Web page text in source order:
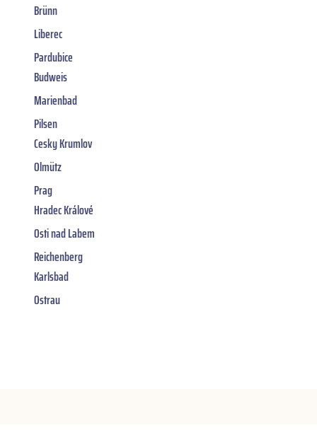
Brünn
Liberec
Pardubice
Budweis
Marienbad
Pilsen
Cesky Krumlov
Olmütz
Prag
Hradec Králové
Osti nad Labem
Reichenberg
Karlsbad
Ostrau